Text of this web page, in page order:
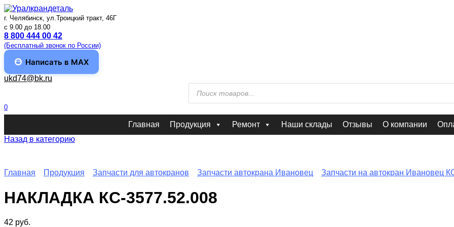
Перейти
к
содержанию
г. Челябинск, ул.Троицкий тракт, 46Г
c 9.00 до 18.00
8 800 444 00 42
(Бесплатный звонок по России)
Написать в MAX
ukd74@bk.ru
Поиск
товаров
0
Главная Продукция Ремонт Наши склады Отзывы О компании
Назад в категорию
Главная Продукция Запчасти для автокранов Запчасти автокрана Ивановец Запчасти на автокран Ивановец
НАКЛАДКА КС-3577.52.008
42 руб.